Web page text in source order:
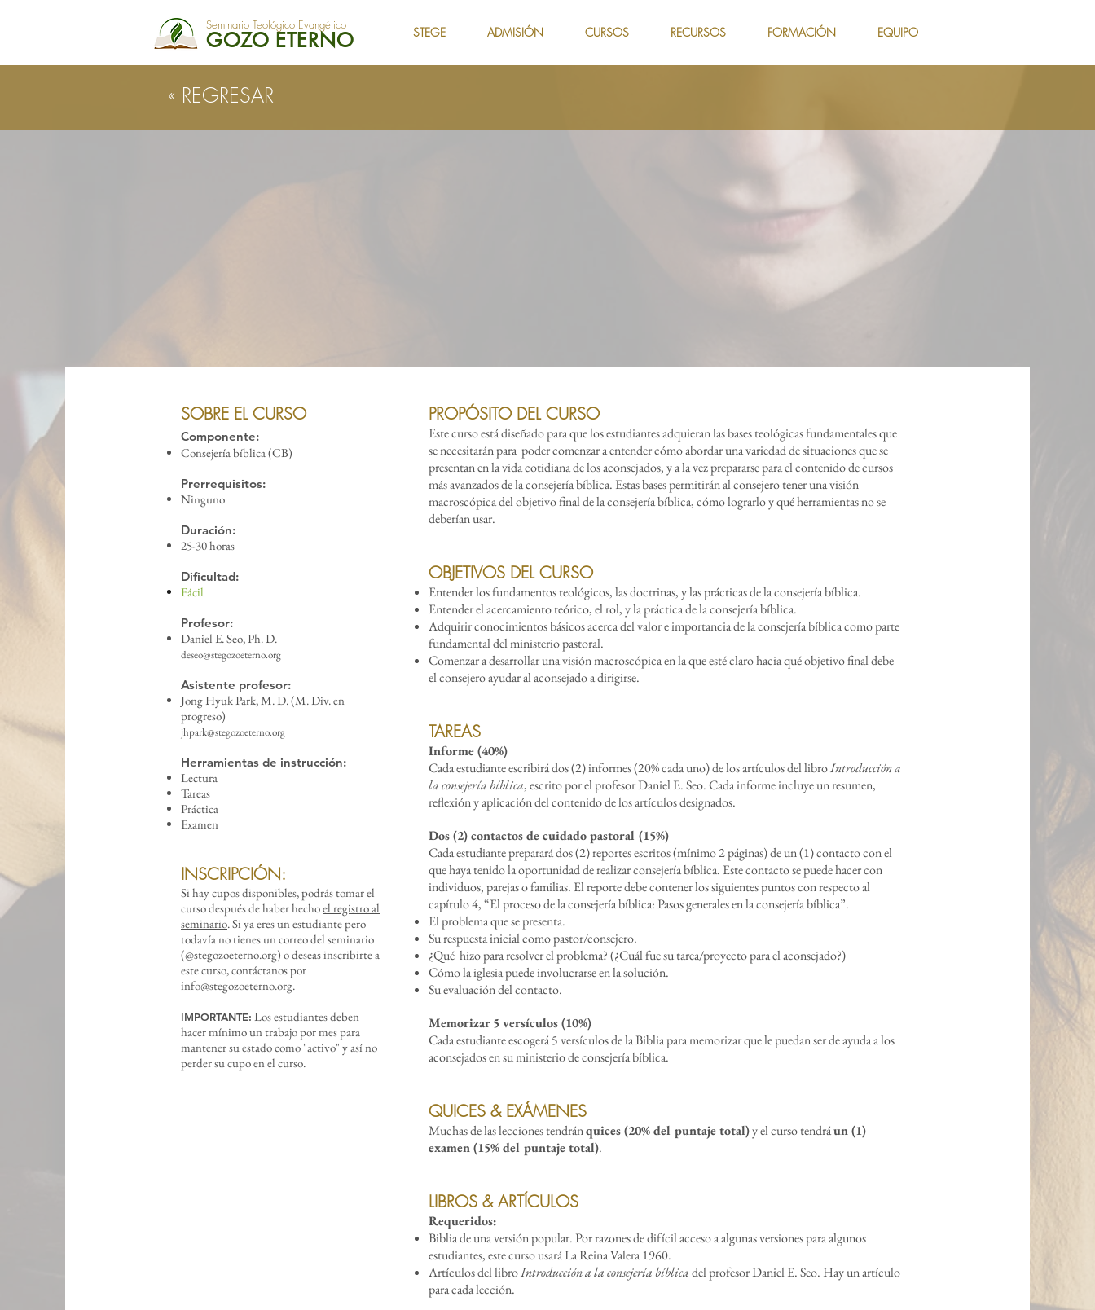
Seminario Teológico Evangélico
GOZO ETERNO STEGE ADMISIÓN CURSOS RECURSOS FORMACIÓN EQUIPO
« REGRESAR
SEJERÍA BÍBLICA
SOBRE EL CURSO
Componente:
Consejería bíblica (CB)
Prerrequisitos:
Ninguno
Duración:
25-30 horas
Dificultad:
Fácil
Profesor:
Daniel E. Seo, Ph. D.
deseo@stegozoeterno.org
Asistente profesor:
Jong Hyuk Park, M. D. (M. Div. en
progreso)
jhpark@stegozoeterno.org
Herramientas de instrucción:
Lectura
Tareas
Práctica
Examen
INSCRIPCIÓN:
Si hay cupos disponibles, podrás tomar el
curso después de haber hechoel registro al
seminario.Si ya eres un estudiante pero
todavía no tienes un correo del seminario
(@stegozoeterno.org) o deseas inscribirte a
este curso, contáctanos por
info@stegozoeterno.org.
IMPORTANTE: Los estudiantes deben
hacer mínimo un trabajo por mes para
mantener su estado como "activo" y así no
perder su cupo en el curso.
PROPÓSITO DEL CURSO
Este curso está diseñado para que los estudiantes adquieran las bases teológicas fundamentales que
se necesitarán para poder comenzar a entender cómo abordar una variedad de situaciones que se
presentan en la vida cotidiana de los aconsejados, y a la vez prepararse para el contenido de cursos
más avanzados de la consejería bíblica. Estas bases permitirán al consejero tener una visión
macroscópica del objetivo final de la consejería bíblica, cómo lograrlo y qué herramientas no se
deberían usar.
OBJETIVOS DEL CURSO
Entender los fundamentos teológicos, las doctrinas, y las prácticas de la consejería bíblica.
Entender el acercamiento teórico, el rol, y la práctica de la consejería bíblica.
Adquirir conocimientos básicos acerca del valor e importancia de la consejería bíblica como parte
fundamental del ministerio pastoral.
Comenzar a desarrollar una visión macroscópica en la que esté claro hacia qué objetivo final debe
el consejero ayudar al aconsejado a dirigirse.
TAREAS
Informe (40%)
Cada estudiante escribirá dos (2) informes (20% cada uno) de los artículos del libroIntroducción a
la consejería bíblica, escrito por el profesor Daniel E. Seo. Cada informe incluye un resumen,
reflexión y aplicación del contenido de los artículos designados.
Dos (2) contactos de cuidado pastoral (15%)
Cada estudiante preparará dos (2) reportes escritos (mínimo 2 páginas) de un (1) contacto con el
que haya tenido la oportunidad de realizar consejería bíblica. Este contacto se puede hacer con
individuos, parejas o familias. El reporte debe contener los siguientes puntos con respecto al
capítulo 4, “El proceso de la consejería bíblica: Pasos generales en la consejería bíblica”.
El problema que se presenta.
Su respuesta inicial como pastor/consejero.
¿Qué hizo para resolver el problema? (¿Cuál fue su tarea/proyecto para el aconsejado?)
Cómo la iglesia puede involucrarse en la solución.
Su evaluación del contacto.
Memorizar 5 versículos (10%)
Cada estudiante escogerá 5 versículos de la Biblia para memorizar que le puedan ser de ayuda a los
aconsejados en su ministerio de consejería bíblica.
QUICES & EXÁMENES
Muchas de las lecciones tendránquices (20% del puntaje total)y el curso tendráun (1)
examen (15% del puntaje total).
LIBROS & ARTÍCULOS
Requeridos:
Biblia de una versión popular. Por razones de difícil acceso a algunas versiones para algunos
estudiantes, este curso usará La Reina Valera 1960.
Artículos del libroIntroducción a la consejería bíblicadel profesor Daniel E. Seo. Hay un artículo
para cada lección.